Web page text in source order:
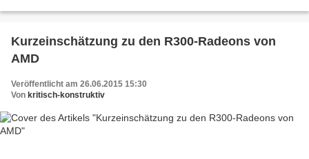
Kurzeinschätzung zu den R300-Radeons von
AMD
Veröffentlicht am 26.06.2015 15:30
Von kritisch-konstruktiv